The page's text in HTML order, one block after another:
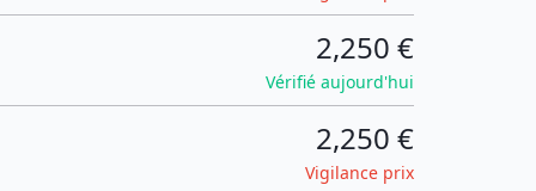
2,250 €
Vérifié aujourd'hui
2,250 €
Vigilance prix